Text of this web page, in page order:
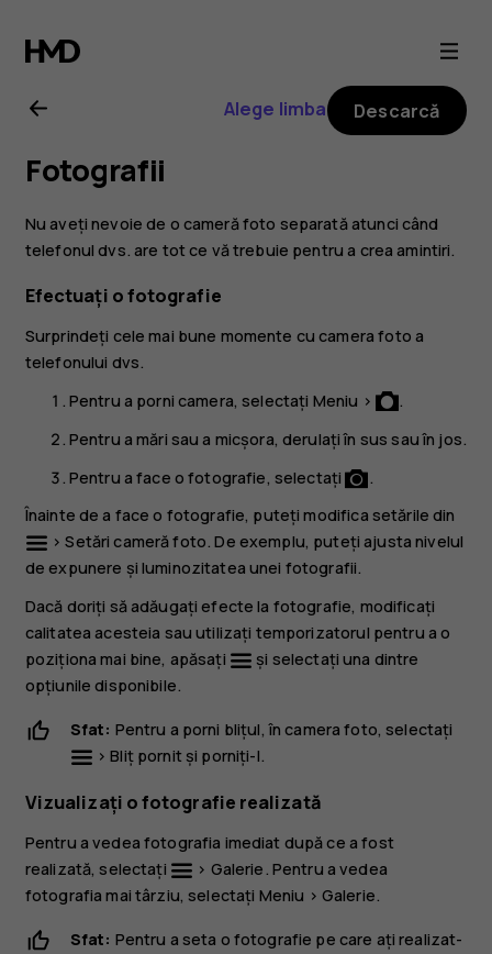
Ghid
de
utilizare
pentru
Nokia
3310
3G
Alege limba Descarcă
Fotografii
Nu aveți nevoie de o cameră foto separată atunci când
telefonul dvs. are tot ce vă trebuie pentru a crea amintiri.
Efectuați o fotografie
Surprindeți cele mai bune momente cu camera foto a
telefonului dvs.
Pentru a porni camera, selectați Meniu >
.
Pentru a mări sau a micșora, derulați în sus sau în jos.
Pentru a face o fotografie, selectați
.
Înainte de a face o fotografie, puteți modifica setările din
>Setări cameră foto. De exemplu, puteți ajusta nivelul
de expunere și luminozitatea unei fotografii.
Dacă doriți să adăugați efecte la fotografie, modificați
calitatea acesteia sau utilizați temporizatorul pentru a o
poziționa mai bine, apăsați
și selectați una dintre
opțiunile disponibile.
Sfat: Pentru a porni blițul, în camera foto, selectați
>Bliț pornit și porniți-l.
Vizualizați o fotografie realizată
Pentru a vedea fotografia imediat după ce a fost
realizată, selectați
> Galerie. Pentru a vedea
fotografia mai târziu, selectați Meniu > Galerie.
Sfat: Pentru a seta o fotografie pe care ați realizat-